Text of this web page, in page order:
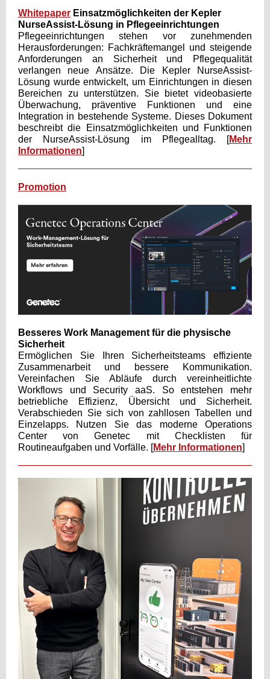
Whitepaper Einsatzmöglichkeiten der Kepler
NurseAssist-Lösung in Pflegeeinrichtungen
Pflegeeinrichtungen stehen vor zunehmenden
Herausforderungen: Fachkräftemangel und steigende
Anforderungen an Sicherheit und Pflegequalität
verlangen neue Ansätze. Die Kepler NurseAssist-
Lösung wurde entwickelt, um Einrichtungen in diesen
Bereichen zu unterstützen. Sie bietet videobasierte
Überwachung, präventive Funktionen und eine
Integration in bestehende Systeme. Dieses Dokument
beschreibt die Einsatzmöglichkeiten und Funktionen
der NurseAssist-Lösung im Pflegealltag. [Mehr
Informationen]
Promotion
Besseres Work Management für die physische
Sicherheit
Ermöglichen Sie Ihren Sicherheitsteams effiziente
Zusammenarbeit und bessere Kommunikation.
Vereinfachen Sie Abläufe durch vereinheitlichte
Workflows und Security aaS. So entstehen mehr
betriebliche Effizienz, Übersicht und Sicherheit.
Verabschieden Sie sich von zahllosen Tabellen und
Einzelapps. Nutzen Sie das moderne Operations
Center von Genetec mit Checklisten für
Routineaufgaben und Vorfälle. [Mehr Informationen]